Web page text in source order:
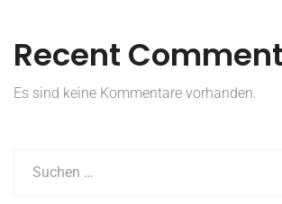
Recent
Es sind keine Kommentare vorhanden.